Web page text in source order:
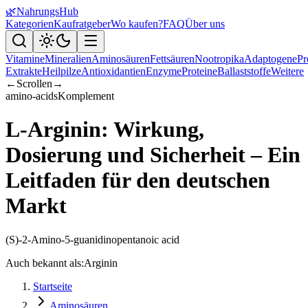
🌿NahrungsHub
KategorienKaufratgeberWo kaufen?FAQÜber uns
VitamineMineralienAminosäurenFettsäurenNootropikaAdaptogene
ExtrakteHeilpilzeAntioxidantienEnzymeProteineBallaststoffeWeitere
← Scrollen →
amino-acidsKomplement
L-Arginin: Wirkung,
Dosierung und Sicherheit – Ein
Leitfaden für den deutschen
Markt
(S)-2-Amino-5-guanidinopentanoic acid
Auch bekannt als:Arginin
Startseite
Aminosäuren